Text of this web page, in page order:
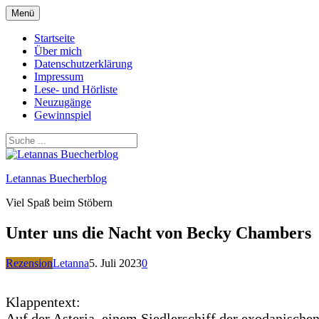
Zum
Inhalt
springen
Menü
Startseite
Über mich
Datenschutzerklärung
Impressum
Lese- und Hörliste
Neuzugänge
Gewinnspiel
Letannas Buecherblog
Viel Spaß beim Stöbern
Unter uns die Nacht von Becky Chambers
RezensionLetanna5. Juli 20230
Klappentext: